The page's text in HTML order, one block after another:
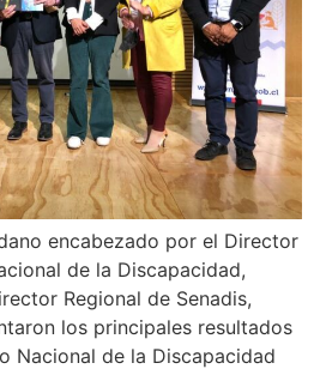
encabezado por el Director
de la Discapacidad,
Regional de Senadis,
los principales resultados
Nacional de la Discapacidad